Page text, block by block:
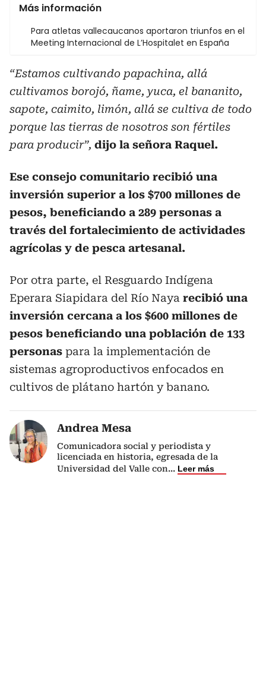
Más información
Para atletas vallecaucanos aportaron triunfos en el
Meeting Internacional de L’Hospitalet en España
“Estamos cultivando papachina, allá
cultivamos borojó, ñame, yuca, el bananito,
sapote, caimito, limón, allá se cultiva de todo
porque las tierras de nosotros son fértiles
para producir”, dijo la señora Raquel.
Ese consejo comunitario recibió una
inversión superior a los $700 millones de
pesos, beneficiando a 289 personas a
través del fortalecimiento de actividades
agrícolas y de pesca artesanal.
Por otra parte, el Resguardo Indígena
Eperara Siapidara del Río Naya recibió una
inversión cercana a los $600 millones de
pesos beneficiando una población de 133
personas para la implementación de
sistemas agroproductivos enfocados en
cultivos de plátano hartón y banano.
Andrea Mesa
Comunicadora social y periodista y
licenciada en historia, egresada de la
Universidad del Valle con... Leer más